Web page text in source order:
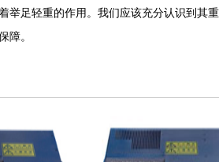
举足轻重的作用。我们应该充分认识到其
障。